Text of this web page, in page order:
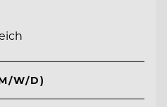
W/D)